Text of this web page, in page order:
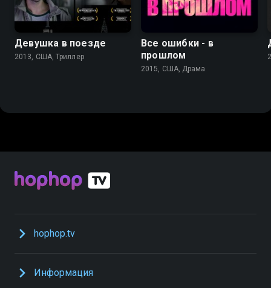
Девушка в поезде
2013, США, Триллер
Все ошибки - в
прошлом
2015, США, Драма
hophop.tv
Информация